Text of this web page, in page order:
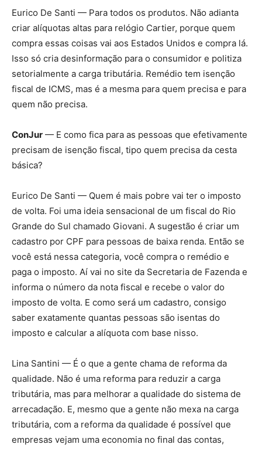
Eurico De Santi — Para todos os produtos. Não adianta
criar alíquotas altas para relógio Cartier, porque quem
compra essas coisas vai aos Estados Unidos e compra lá.
Isso só cria desinformação para o consumidor e politiza
setorialmente a carga tributária. Remédio tem isenção
fiscal de ICMS, mas é a mesma para quem precisa e para
quem não precisa.
ConJur — E como fica para as pessoas que efetivamente
precisam de isenção fiscal, tipo quem precisa da cesta
básica?
Eurico De Santi — Quem é mais pobre vai ter o imposto
de volta. Foi uma ideia sensacional de um fiscal do Rio
Grande do Sul chamado Giovani. A sugestão é criar um
cadastro por CPF para pessoas de baixa renda. Então se
você está nessa categoria, você compra o remédio e
paga o imposto. Aí vai no site da Secretaria de Fazenda e
informa o número da nota fiscal e recebe o valor do
imposto de volta. E como será um cadastro, consigo
saber exatamente quantas pessoas são isentas do
imposto e calcular a alíquota com base nisso.
Lina Santini — É o que a gente chama de reforma da
qualidade. Não é uma reforma para reduzir a carga
tributária, mas para melhorar a qualidade do sistema de
arrecadação. E, mesmo que a gente não mexa na carga
tributária, com a reforma da qualidade é possível que
empresas vejam uma economia no final das contas,